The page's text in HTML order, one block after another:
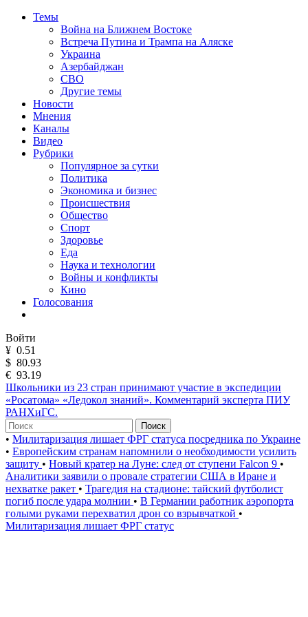
Темы
Война на Ближнем Востоке
Встреча Путина и Трампа на Аляске
Украина
Азербайджан
СВО
Другие темы
Новости
Мнения
Каналы
Видео
Рубрики
Популярное за сутки
Политика
Экономика и бизнес
Происшествия
Общество
Спорт
Здоровье
Еда
Наука и технологии
Войны и конфликты
Кино
Голосования
Войти
¥ 0.51
$ 80.93
€ 93.19
Школьники из 23 стран принимают участие в экспедиции
«Росатома» «Ледокол знаний». Комментарий эксперта ПИУ
РАНХиГС.
Поиск
• Милитаризация лишает ФРГ статуса посредника по Украине
• Европейским странам напомнили о необходимости усилить
защиту • Новый кратер на Луне: след от ступени Falcon 9 •
Аналитики заявили о провале стратегии США в Иране и
нехватке ракет • Трагедия на стадионе: тайский футболист
погиб после удара молнии • В Германии работник аэропорта
голыми руками перехватил дрон со взрывчаткой •
Милитаризация лишает ФРГ статус